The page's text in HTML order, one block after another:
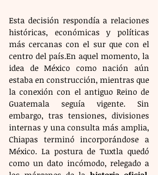
Esta decisión respondía a relaciones
históricas, económicas y políticas
más cercanas con el sur que con el
centro del país.En aquel momento, la
idea de México como nación aún
estaba en construcción, mientras que
la conexión con el antiguo Reino de
Guatemala seguía vigente. Sin
embargo, tras tensiones, divisiones
internas y una consulta más amplia,
Chiapas terminó incorporándose a
México. La postura de Tuxtla quedó
como un dato incómodo, relegado a